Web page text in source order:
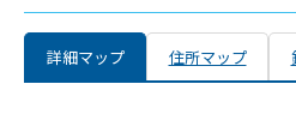
詳細マップ 住所マップ